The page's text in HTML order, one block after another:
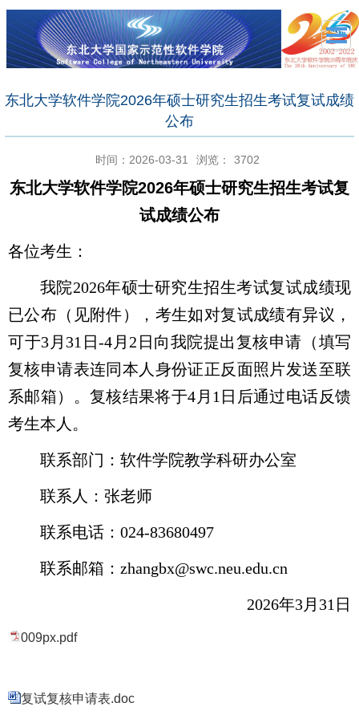
东北大学软件学院2026年硕士研究生招生考试复试成绩
公布
时间：2026-03-31 浏览： 3702
东北大学软件学院2026年硕士研究生招生考试复
试成绩公布
各位考生：
我院2026年硕士研究生招生考试复试成绩现
已公布（见附件），考生如对复试成绩有异议，
可于3月31 日-4月2日 向我院提出复核申请（填写
复核申请表连同本人身份证正反面照片发送至联
系邮箱）。复核结果将于4月 1 日 后通过电话反馈
考生本人。
联系部门： 软件学院教学科研办公室
联系人： 张老师
联系电话： 024-83680497
联系邮箱： zhangbx@swc.neu.edu.cn
2026年3月 31 日
009px.pdf
复试复核申请表.doc